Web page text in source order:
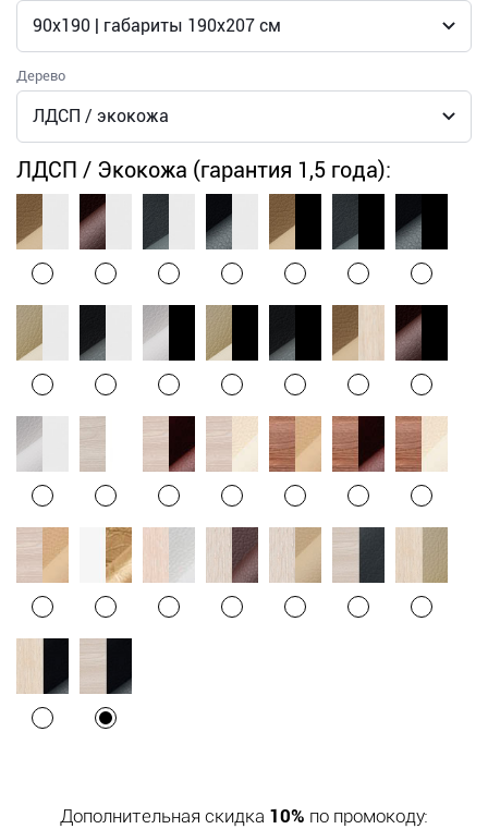
Дерево
ЛДСП / Экокожа (гарантия 1,5 года):
Дополнительная скидка 10% по промокоду: